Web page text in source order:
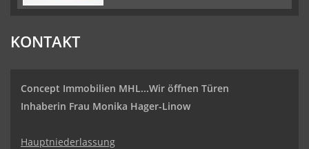
KONTAKT
Concept Immobilien MHL...Wir öffnen Türen
Inhaberin Frau Monika Hager-Linow
Hauptniederlassung